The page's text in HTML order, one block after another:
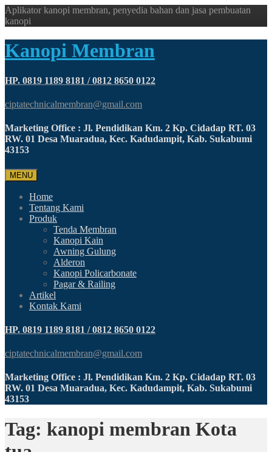
Aplikator kanopi membran, penyedia bahan dan jasa pembuatan
kanopi
Kanopi Membran
HP. 0819 1189 8181 / 0812 8650 0122
ciptatechnicalmembran@gmail.com
Marketing Office : Jl. Pendidikan Km. 2 Kp. Cidadap RT. 03
RW. 01 Desa Muaradua, Kec. Kadudampit, Kab. Sukabumi
43153
MENU
Home
Tentang Kami
Produk
Tenda Membran
Kanopi Kain
Awning Gulung
Alderon
Kanopi Policarbonate
Pagar & Railing
Artikel
Kontak Kami
HP. 0819 1189 8181 / 0812 8650 0122
ciptatechnicalmembran@gmail.com
Marketing Office : Jl. Pendidikan Km. 2 Kp. Cidadap RT. 03
RW. 01 Desa Muaradua, Kec. Kadudampit, Kab. Sukabumi
43153
Tag: kanopi membran Kota